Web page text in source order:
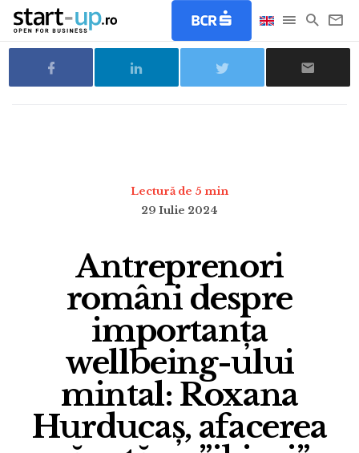
Lectură de 5 min
29 Iulie 2024
Antreprenori
români despre
importanța
wellbeing-ului
mintal: Roxana
Hurducaș, afacerea